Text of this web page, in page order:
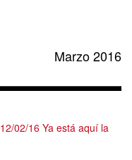
Marzo 2016
12/02/16 Ya está aquí la